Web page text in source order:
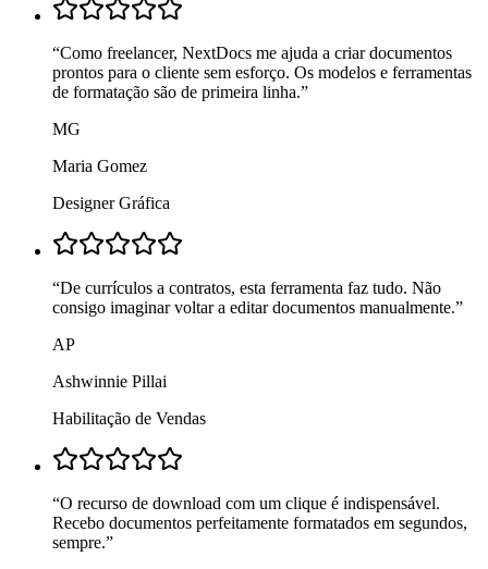
“Como freelancer, NextDocs me ajuda a criar documentos
prontos para o cliente sem esforço. Os modelos e ferramentas
de formatação são de primeira linha.”
MG
Maria Gomez
Designer Gráfica
“De currículos a contratos, esta ferramenta faz tudo. Não
consigo imaginar voltar a editar documentos manualmente.”
AP
Ashwinnie Pillai
Habilitação de Vendas
“O recurso de download com um clique é indispensável.
Recebo documentos perfeitamente formatados em segundos,
sempre.”